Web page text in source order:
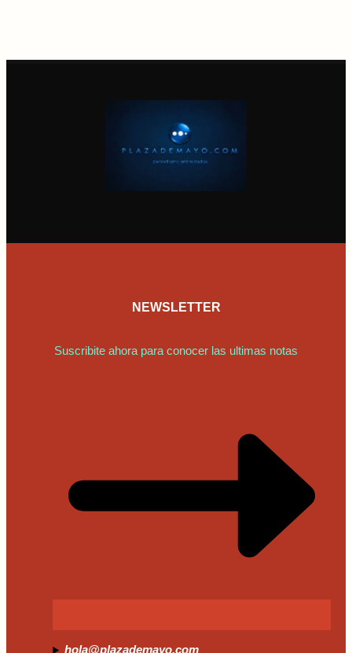
NEWSLETTER
Suscribite ahora para conocer las ultimas notas
hola@plazademayo.com